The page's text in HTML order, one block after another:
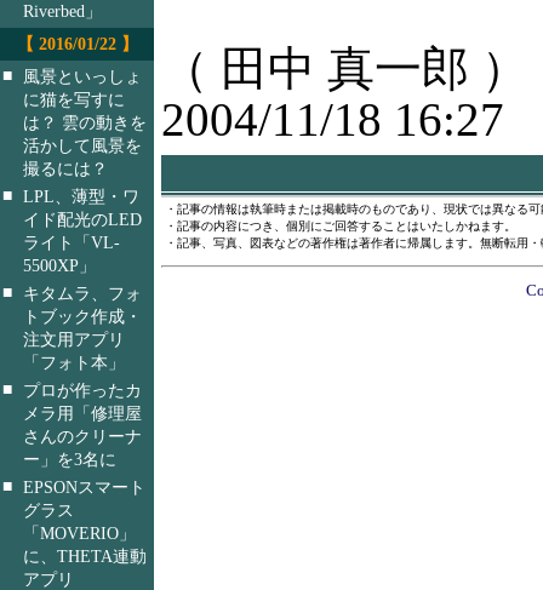
Riverbed」
【 2016/01/22 】
■
風景といっしょ
に猫を写すに
は？ 雲の動きを
活かして風景を
撮るには？
■ LPL、薄型・ワ
イド配光のLED
ライト「VL-
5500XP」
■
キタムラ、フォ
トブック作成・
注文用アプリ
「フォト本」
■
プロが作ったカ
メラ用「修理屋
さんのクリーナ
ー」を3名に
■ EPSONスマート
グラス
「MOVERIO」
に、THETA連動
アプリ
（ 田中 真一郎 ）
2004/11/18 16:27
・記事の情報は執筆時または掲載時のものであり、現状では異なる
・記事の内容につき、個別にご回答することはいたしかねます。
・記事、写真、図表などの著作権は著作者に帰属します。無断転用